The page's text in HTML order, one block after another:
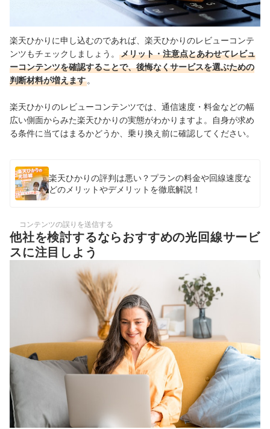
楽天ひかりに申し込むのであれば、楽天ひかりのレビューコンテ
ンツもチェックしましょう。
メリット・注意点とあわせてレビュ
ーコンテンツを確認することで、後悔なくサービスを選ぶための
判断材料が増えます。
楽天ひかりのレビューコンテンツでは、通信速度・料金などの幅
広い側面からみた楽天ひかりの実態がわかりますよ。自身が求め
る条件に当てはまるかどうか、乗り換え前に確認してください。
楽天ひかりの評判は悪い？プランの料金や回線速度な
どのメリットやデメリットを徹底解説！
コンテンツの誤りを送信する
他社を検討するならおすすめの光回線サービ
スに注目しよう